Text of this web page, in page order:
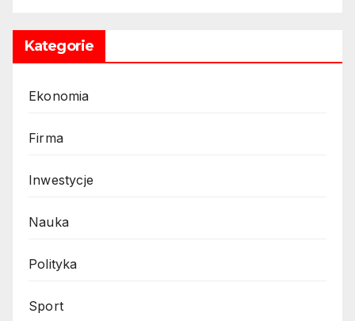
Kategorie
Ekonomia
Firma
Inwestycje
Nauka
Polityka
Sport